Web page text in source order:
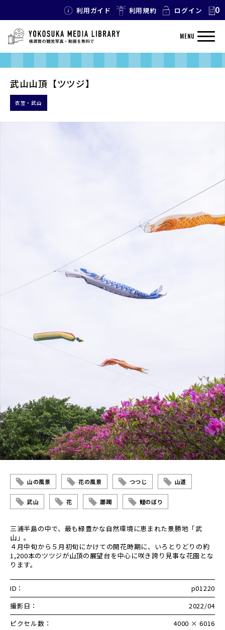
利用ガイド 利用規約 ログイン 0
MENU
武山山頂【ツツジ】
衣笠・武山
山の風景 花の風景 つつじ 山道
武山 花 躑躅 鯉のぼり
三浦半島の中で、最も緑豊かな自然環境に恵まれた景勝地「武
山」。
４月中旬から５月初旬にかけての開花時期に、いろとりどりの約
1,200本のツツジが山頂の展望台を中心に咲き誇り見事な花園とな
ります。
ID：
p01220
撮影日：
2022/04
ピクセル数：
4000 × 6016